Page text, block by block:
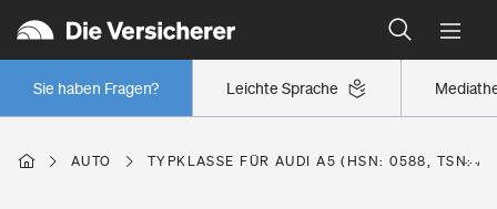
Leichte Sprache
Sie haben Fragen?
Wer versichert was: Jetzt Versicherer finden
Regionalklassen: So ist Ihre Region eingestuft
Wer versichert was: Jetzt Versicherer finden
AUTO TYPKLASSE FÜR AUDI A5 (HSN: 0588, TSN: